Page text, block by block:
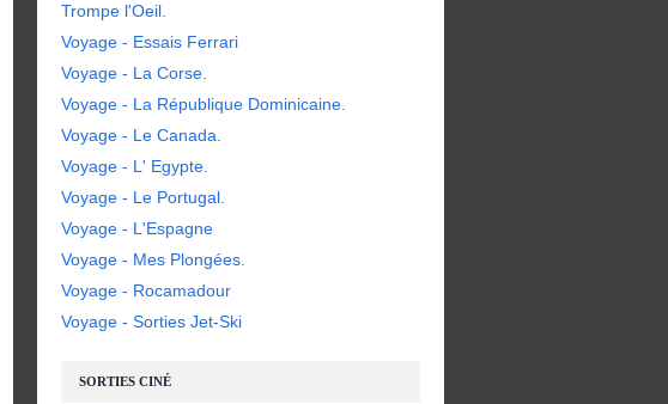
Trompe l'Oeil.
Voyage - Essais Ferrari
Voyage - La Corse.
Voyage - La République Dominicaine.
Voyage - Le Canada.
Voyage - L' Egypte.
Voyage - Le Portugal.
Voyage - L'Espagne
Voyage - Mes Plongées.
Voyage - Rocamadour
Voyage - Sorties Jet-Ski
SORTIES CINÉ